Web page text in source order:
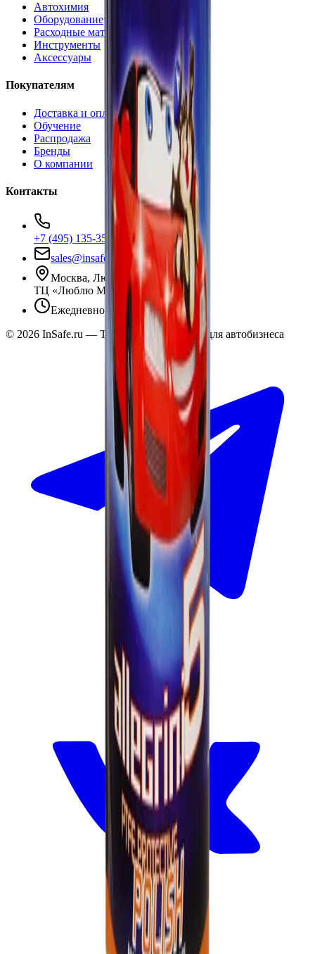
Автохимия
Оборудование
Расходные материалы
Инструменты
Аксессуары
Покупателям
Доставка и оплата
Обучение
Распродажа
Бренды
О компании
Контакты
+7 (495) 135-35-99
sales@insafe.ru
Москва, Люблинская ул., 153.
ТЦ «Люблю Молл», -1 уровень
Ежедневно 10:00 — 19:00
© 2026 InSafe.ru — Товары и технологии для автобизнеса